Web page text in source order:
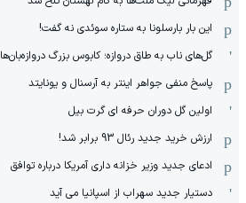
این بار بارسلونا به ستاره سوئدی نه گفت!
گل‌های ناب به طاق دروازه؛ کابوس بزرگ دروازه‌بان‌ها
پاسخ منفی جواهر اینتر به آرسنال و یونایتد
اولین گل دوران حرفه ای گرت بیل
ارزش خرید جدید رئال 93 برابر شد!
ادعای جدید وزیر خزانه داری آمریکا درباره توافق
دستیار جدید سهراب از اسپانیا می آید